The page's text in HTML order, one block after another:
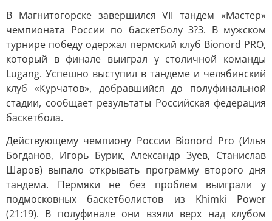
В Магнитогорске завершился VII тандем «Мастер»
чемпионата России по баскетболу 3?3. В мужском
турнире победу одержал пермский клуб Bionord PRO,
который в финале выиграл у столичной команды
Lugang. Успешно выступил в тандеме и челябинский
клуб «Курчатов», добравшийся до полуфинальной
стадии, сообщает результаты Российская федерация
баскетбола.
Действующему чемпиону России Bionord Pro (Илья
Богданов, Игорь Бурик, Александр Зуев, Станислав
Шаров) выпало открывать программу второго дня
тандема. Пермяки не без проблем выиграли у
подмосковных баскетболистов из Khimki Power
(21:19). В полуфинале они взяли верх над клубом